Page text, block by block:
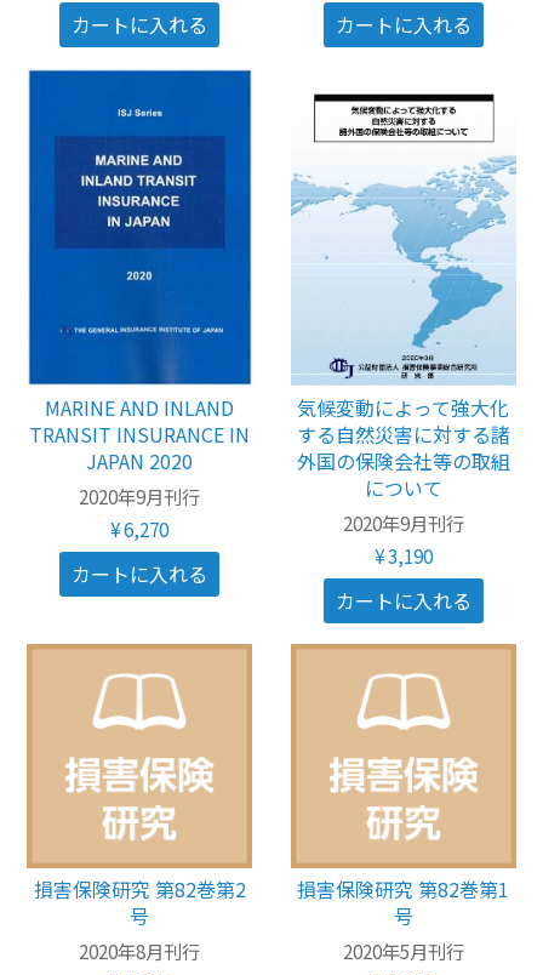
調査報告書・レポート
調査報告書
損害保険研究
MARINE AND INLAND
TRANSIT INSURANCE IN
JAPAN 2020
2020年9月刊行
¥6,270
気候変動によって強大化
する自然災害に対する諸
外国の保険会社等の取組
について
2020年9月刊行
¥3,190
損害保険研究 第82巻第2
号
2020年8月刊行
損害保険研究 第82巻第1
号
2020年5月刊行